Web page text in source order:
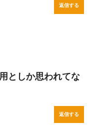
返信する
としか思われてな
返信する